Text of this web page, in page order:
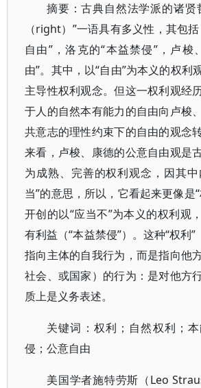
摘要：古典自然法学派的诸贤
（right）”一语具有多义性，其包
自由”，洛克的“本益禁侵”，卢梭
由”。其中，以“自由”为本义的权利
主导性权利观念。但这一权利观经
于人的自然本有能力的自由向卢梭
共意志的理性约束下的自由的观念
来看，卢梭、康德的公意自由观是
为成熟、完善的权利观念，因其中
当”的意思，所以，它看起来更像是
开创的以“应当不”为本义的权利观
有利益（“本益禁侵”）。这种“权利”
指向主体的自我行为，而是指向他
社会、或国家）的行为：是对他方
质上是义务表述。
关键词：权利；自然权利；
侵；公意自由
美国学者施特劳斯（Leo